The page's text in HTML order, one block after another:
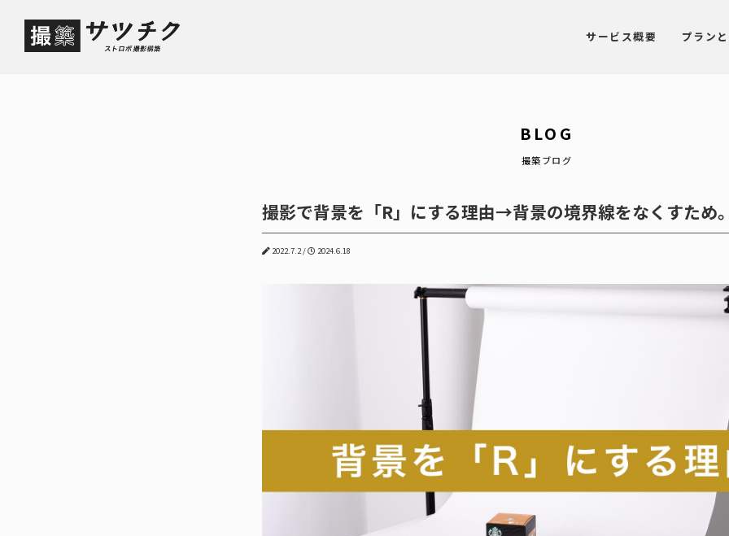
サービス概要 プラン
BLOG
撮築ブログ
撮影で背景を「R」にする理由→背景の境界線をなくすため
2022.7.2 / 2024.6.18